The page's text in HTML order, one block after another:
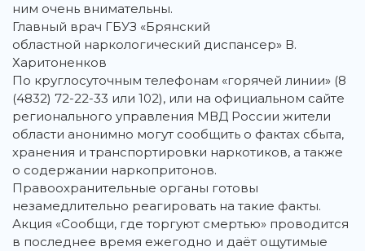
ним очень внимательны.
Главный врач ГБУЗ «Брянский
областной наркологический диспансер» В.
Харитоненков
По круглосуточным телефонам «горячей линии» (8
(4832) 72-22-33 или 102), или на официальном сайте
регионального управления МВД России жители
области анонимно могут сообщить о фактах сбыта,
хранения и транспортировки наркотиков, а также
о содержании наркопритонов.
Правоохранительные органы готовы
незамедлительно реагировать на такие факты.
Акция «Сообщи, где торгуют смертью» проводится
в последнее время ежегодно и даёт ощутимые